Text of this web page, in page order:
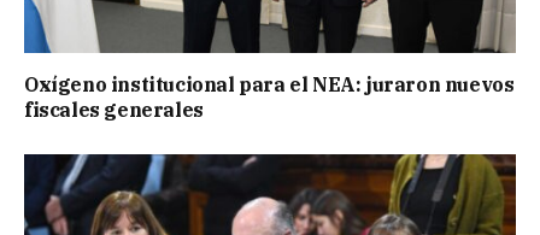
Oxígeno institucional para el NEA: juraron nuevos
fiscales generales